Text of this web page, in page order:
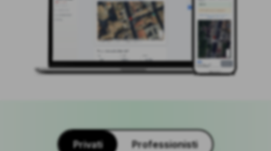
Privati Professionisti